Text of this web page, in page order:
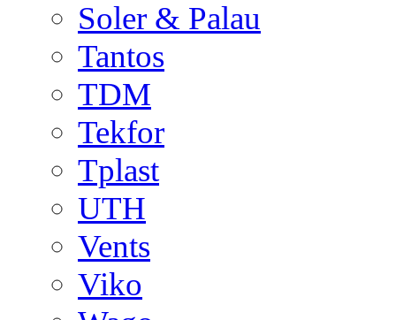
Soler & Palau
Tantos
TDM
Tekfor
Tplast
UTH
Vents
Viko